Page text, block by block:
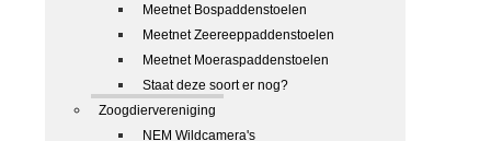
Meetnet Bospaddenstoelen
Meetnet Zeereeppaddenstoelen
Meetnet Moeraspaddenstoelen
Staat deze soort er nog?
Zoogdiervereniging
NEM Wildcamera's